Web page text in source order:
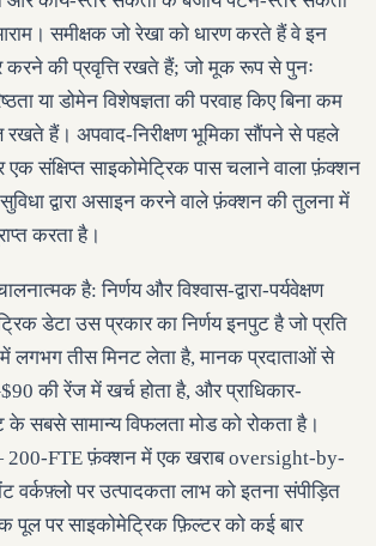
समीक्षक जो रेखा को धारण करते हैं वे इन
करने की प्रवृत्ति रखते हैं; जो मूक रूप से पुनः
या डोमेन विशेषज्ञता की परवाह किए बिना कम
रखते हैं। अपवाद-निरीक्षण भूमिका सौंपने से पहले
एक संक्षिप्त साइकोमेट्रिक पास चलाने वाला फ़ंक्शन
सुविधा द्वारा असाइन करने वाले फ़ंक्शन की तुलना में
करता है।
है: निर्णय और विश्वास-द्वारा-पर्यवेक्षण
डेटा उस प्रकार का निर्णय इनपुट है जो प्रति
लगभग तीस मिनट लेता है, मानक प्रदाताओं से
की रेंज में खर्च होता है, और प्राधिकार-
सबसे सामान्य विफलता मोड को रोकता है।
200-FTE फ़ंक्शन में एक खराब oversight-by-
पर उत्पादकता लाभ को इतना संपीड़ित
पूल पर साइकोमेट्रिक फ़िल्टर को कई बार